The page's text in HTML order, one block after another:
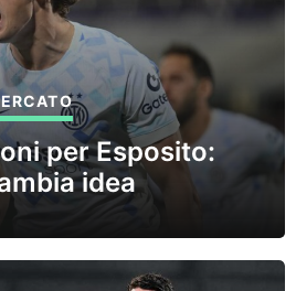
per Esposito:
idea